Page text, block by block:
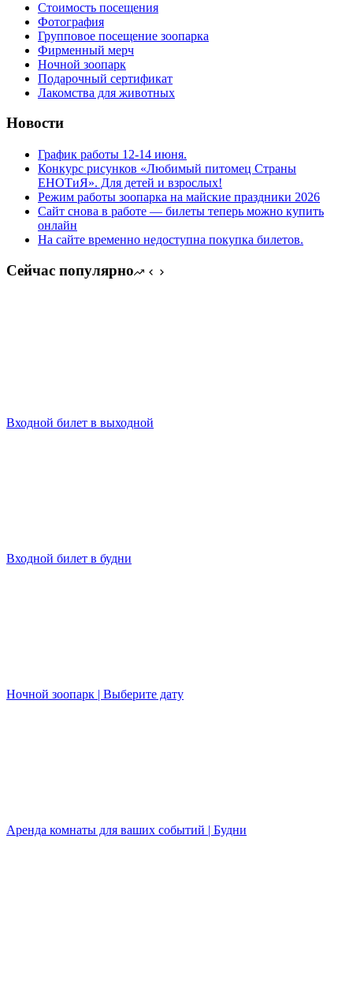
Стоимость посещения
Фотография
Групповое посещение зоопарка
Фирменный мерч
Ночной зоопарк
Подарочный сертификат
Лакомства для животных
Новости
График работы 12-14 июня.
Конкурс рисунков «Любимый питомец Страны
ЕНОТиЯ». Для детей и взрослых!
Режим работы зоопарка на майские праздники 2026
Сайт снова в работе — билеты теперь можно купить
онлайн
На сайте временно недоступна покупка билетов.
Сейчас популярно
Входной билет в выходной
Входной билет в будни
Ночной зоопарк | Выберите дату
Аренда комнаты для ваших событий | Будни